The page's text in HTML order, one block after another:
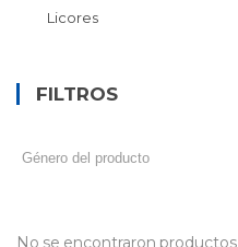
Licores
FILTROS